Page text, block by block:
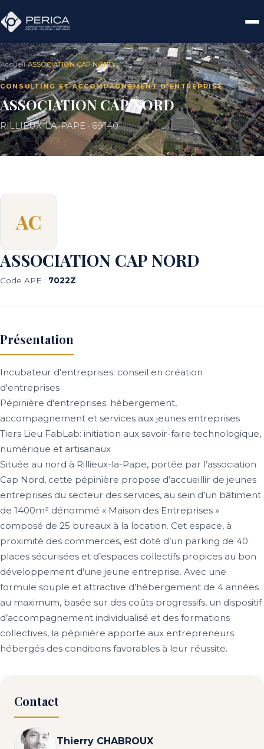
Accueil›ASSOCIATION CAP NORD
CONSULTING ET ACCOMPAGNEMENT D'ENTREPRISE
ASSOCIATION CAP NORD
RILLIEUX-LA-PAPE · 69140
AC
ASSOCIATION CAP NORD
Code APE : 7022Z
Présentation
Incubateur d'entreprises: conseil en création
d'entreprises
Pépinière d'entreprises: hébergement,
accompagnement et services aux jeunes entreprises
Tiers Lieu FabLab: initiation aux savoir-faire technologique,
numérique et artisanaux
Située au nord à Rillieux-la-Pape, portée par l’association
Cap Nord, cette pépinière propose d’accueillir de jeunes
entreprises du secteur des services, au sein d’un bâtiment
de 1400m² dénommé « Maison des Entreprises »
composé de 25 bureaux à la location. Cet espace, à
proximité des commerces, est doté d’un parking de 40
places sécurisées et d’espaces collectifs propices au bon
développement d’une jeune entreprise. Avec une
formule souple et attractive d’hébergement de 4 années
au maximum, basée sur des coûts progressifs, un dispositif
d’accompagnement individualisé et des formations
collectives, la pépinière apporte aux entrepreneurs
hébergés des conditions favorables à leur réussite.
Contact
Thierry CHABROUX